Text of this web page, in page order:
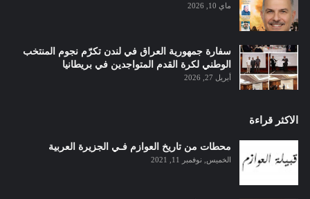
ماي 10, 2026
سفارة جمهورية العراق في لندن تكرّم نجوم المنتخب
الوطني لكرة القدم المتواجدين في بريطانيا
أبريل 27, 2026
الاكثر قراءة
محطات من تاريخ العوازم فـي الجزيرة العربية
الخميس, نوفمبر 11, 2021